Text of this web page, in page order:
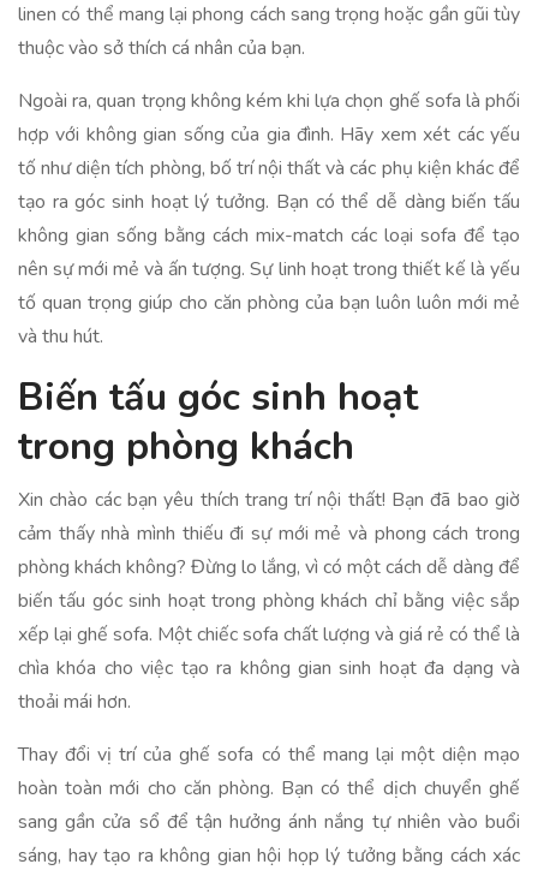
linen có thể mang lại phong cách sang trọng hoặc gần gũi tùy
thuộc vào sở thích cá nhân của bạn.
Ngoài ra, quan trọng không kém khi lựa chọn ghế sofa là phối
hợp với không gian sống của gia đình. Hãy xem xét các yếu
tố như diện tích phòng, bố trí nội thất và các phụ kiện khác để
tạo ra góc sinh hoạt lý tưởng. Bạn có thể dễ dàng biến tấu
không gian sống bằng cách mix-match các loại sofa để tạo
nên sự mới mẻ và ấn tượng. Sự linh hoạt trong thiết kế là yếu
tố quan trọng giúp cho căn phòng của bạn luôn luôn mới mẻ
và thu hút.
Biến tấu góc sinh hoạt
trong phòng khách
Xin chào các bạn yêu thích trang trí nội thất! Bạn đã bao giờ
cảm thấy nhà mình thiếu đi sự mới mẻ và phong cách trong
phòng khách không? Đừng lo lắng, vì có một cách dễ dàng để
biến tấu góc sinh hoạt trong phòng khách chỉ bằng việc sắp
xếp lại ghế sofa. Một chiếc sofa chất lượng và giá rẻ có thể là
chìa khóa cho việc tạo ra không gian sinh hoạt đa dạng và
thoải mái hơn.
Thay đổi vị trí của ghế sofa có thể mang lại một diện mạo
hoàn toàn mới cho căn phòng. Bạn có thể dịch chuyển ghế
sang gần cửa sổ để tận hưởng ánh nắng tự nhiên vào buổi
sáng, hay tạo ra không gian hội họp lý tưởng bằng cách xác